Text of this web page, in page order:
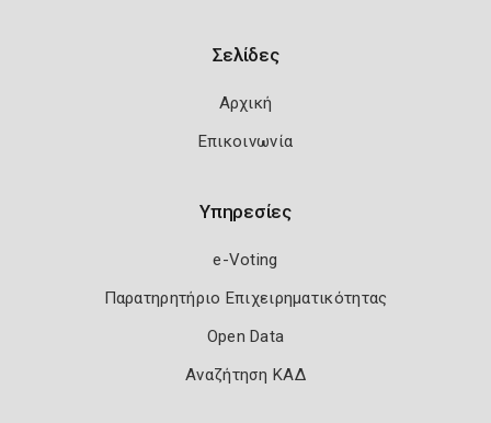
Σελίδες
Αρχική
Επικοινωνία
Υπηρεσίες
e-Voting
Παρατηρητήριο Επιχειρηματικότητας
Open Data
Αναζήτηση ΚΑΔ